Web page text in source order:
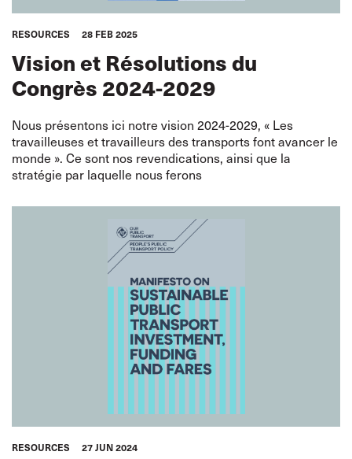
RESOURCES 28 FEB 2025
Vision et Résolutions du
Congrès 2024-2029
Nous présentons ici notre vision 2024-2029, « Les
travailleuses et travailleurs des transports font avancer le
monde ». Ce sont nos revendications, ainsi que la
stratégie par laquelle nous ferons
RESOURCES 27 JUN 2024